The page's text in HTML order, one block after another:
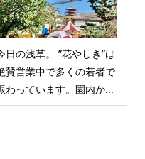
日の浅草。 ”花やしき”は
賛営業中で多くの若者で
わっています。園内か...